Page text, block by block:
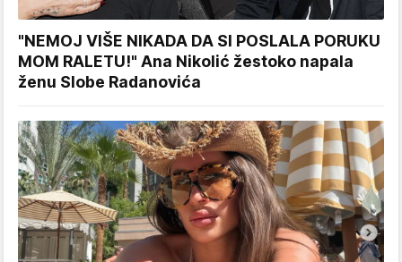
"NEMOJ VIŠE NIKADA DA SI POSLALA PORUKU
MOM RALETU!" Ana Nikolić žestoko napala
ženu Slobe Radanovića